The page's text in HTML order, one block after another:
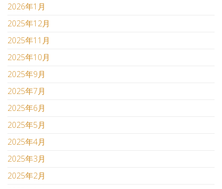
2026年1月
2025年12月
2025年11月
2025年10月
2025年9月
2025年7月
2025年6月
2025年5月
2025年4月
2025年3月
2025年2月